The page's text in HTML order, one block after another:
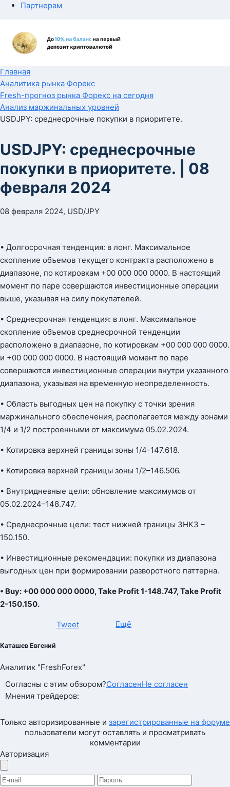
Партнерам
Главная
Аналитика рынка Форекс
Fresh-прогноз рынка Форекс на сегодня
Анализ маржинальных уровней
USDJPY: среднесрочные покупки в приоритете.
USDJPY: среднесрочные
покупки в приоритете. | 08
февраля 2024
08 февраля 2024, USD/JPY
• Долгосрочная тенденция: в лонг. Максимальное
скопление объемов текущего контракта расположено в
диапазоне, по котировкам +00 000 000 0000. В настоящий
момент по паре совершаются инвестиционные операции
выше, указывая на силу покупателей.
• Среднесрочная тенденция: в лонг. Максимальное
скопление объемов среднесрочной тенденции
расположено в диапазоне, по котировкам +00 000 000 0000.
и +00 000 000 0000. В настоящий момент по паре
совершаются инвестиционные операции внутри указанного
диапазона, указывая на временную неопределенность.
• Область выгодных цен на покупку с точки зрения
маржинального обеспечения, располагается между зонами
1/4 и 1/2 построенными от максимума 05.02.2024.
• Котировка верхней границы зоны 1/4-147.618.
• Котировка верхней границы зоны 1/2–146.506.
• Внутридневные цели: обновление максимумов от
05.02.2024–148.747.
• Среднесрочные цели: тест нижней границы ЗНКЗ –
150.150.
• Инвестиционные рекомендации: покупки из диапазона
выгодных цен при формировании разворотного паттерна.
• Buy: +00 000 000 0000, Take Profit 1-148.747, Take Profit
2-150.150.
Tweet Ещё
Каташев Евгений
Аналитик "FreshForex"
Согласны с этим обзором?СогласенНе согласен
Мнения трейдеров:
Только авторизированные и зарегистрированные на форуме
пользователи могут оставлять и просматривать
комментарии
Авторизация